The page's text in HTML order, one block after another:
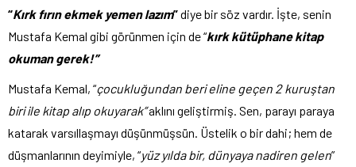
“Kırk fırın ekmek yemen lazım”diye bir söz vardır. İşte, senin
Mustafa Kemal gibi görünmen için de “kırk kütüphane kitap
okuman gerek!”
Mustafa Kemal, “çocukluğundan beri eline geçen 2 kuruştan
biri ile kitap alıp okuyarak”aklını geliştirmiş. Sen, parayı paraya
katarak varsıllaşmayı düşünmüşsün. Üstelik o bir dahi; hem de
düşmanlarının deyimiyle, “yüz yılda bir, dünyaya nadiren gelen”